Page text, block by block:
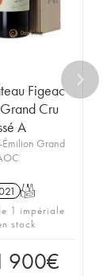
Figeac
Cru
A
Émilion Grand
T
1 impériale
stock
900€